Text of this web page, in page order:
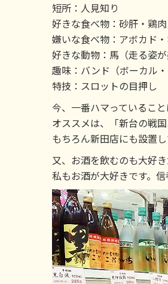
短所：人見知り
好きな食べ物：砂肝・鶏
嫌いな食べ物：アボカド
好きな動物：馬（走る姿
趣味：バンド（ボーカル
特技：スロットの目押し
今、一番ハマっているこ
オススメは、「新台の戦
もちろん新田店にも設置
又、お酒を飲むのも大好き
私もお酒が大好きです。